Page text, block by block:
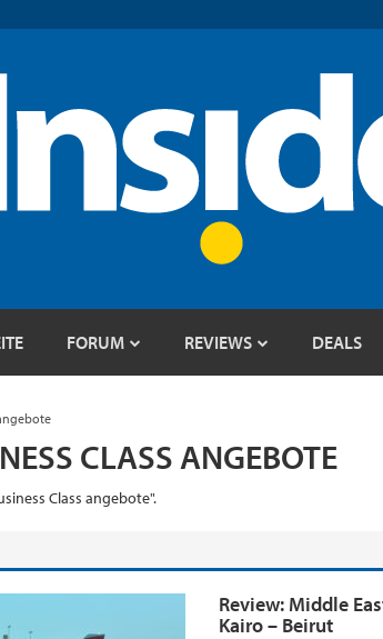
FORUM REVIEWS DEALS
CLASS ANGEBOTE
Class angebote".
Review: Middle
Kairo – Beirut